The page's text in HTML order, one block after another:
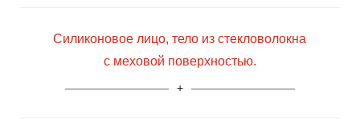
Силиконовое лицо, тело из стекловолокна
с меховой поверхностью.